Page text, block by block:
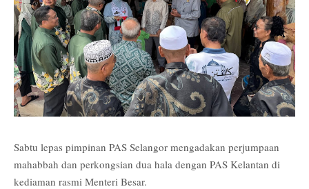
Sabtu lepas pimpinan PAS Selangor mengadakan perjumpaan
mahabbah dan perkongsian dua hala dengan PAS Kelantan di
kediaman rasmi Menteri Besar.